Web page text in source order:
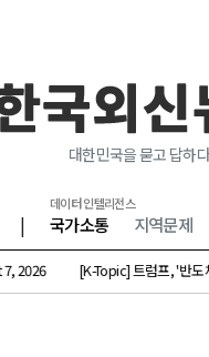
대한민국을 묻고 답하
|
데이터 인텔리전스
국가소통 지역문제
[K-Topic] 트럼프, '반도체 핵심